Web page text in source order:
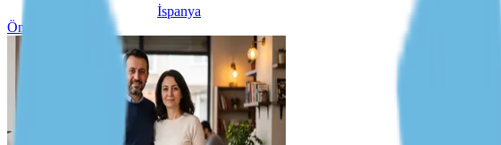
İspanya
Öne çıkan vaka